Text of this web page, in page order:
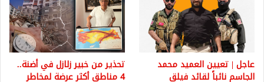
عاجل | تعيين العميد محمد
الجاسم نائباً لقائد فيلق
تحذير من خبير زلازل في أضنة..
4 مناطق أكثر عرضة لمخاطر